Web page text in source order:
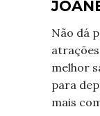
Não dá
melhor
para
mais